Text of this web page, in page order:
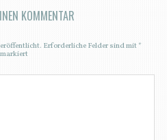
KOMMENTAR
Erforderliche Felder sind mit*
markiert